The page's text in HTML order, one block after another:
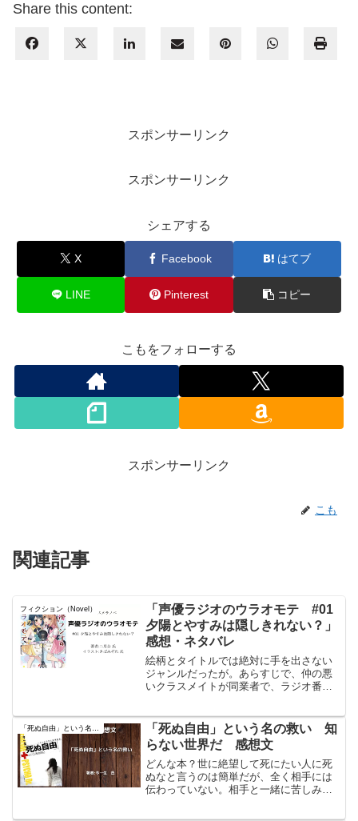
Share this content:
スポンサーリンク
スポンサーリンク
シェアする
X Facebook はてブ
LINE Pinterest コピー
こもをフォローする
スポンサーリンク
こも
関連記事
フィクション（Novel）
「声優ラジオのウラオモテ #01
夕陽とやすみは隠しきれない？」
感想・ネタバレ
絵柄とタイトルでは絶対に手を出さない
ジャンルだったが。あらすじで、仲の悪
いクラスメイトが同業者で、ラジオ番組
かった。読んだ本のタイトル#声優ラジオ
のウラオモテ#01夕陽...
「死ぬ自由」という名の救い 知
らない世界だ 感想文
どんな本？世に絶望して死にたい人に死
ぬなと言うのは簡単だが、全く相手には
伝わっていない。相手と一緒に苦しみを